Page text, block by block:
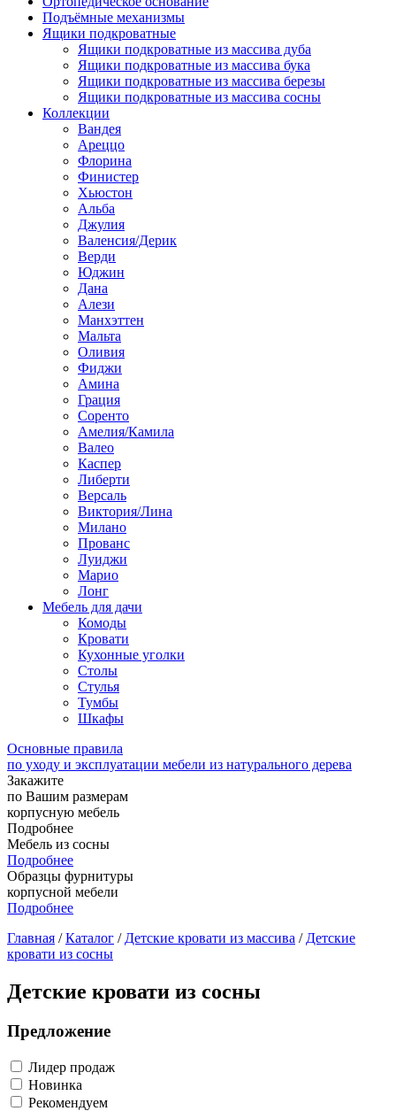
Подъёмные механизмы
Ящики подкроватные
Ящики подкроватные из массива дуба
Ящики подкроватные из массива бука
Ящики подкроватные из массива березы
Ящики подкроватные из массива сосны
Коллекции
Вандея
Ареццо
Флорина
Финистер
Хьюстон
Альба
Джулия
Валенсия/Дерик
Верди
Юджин
Дана
Алези
Манхэттен
Мальта
Оливия
Фиджи
Амина
Грация
Соренто
Амелия/Камила
Валео
Каспер
Либерти
Версаль
Виктория/Лина
Милано
Прованс
Луиджи
Марио
Лонг
Мебель для дачи
Комоды
Кровати
Кухонные уголки
Столы
Стулья
Тумбы
Шкафы
Основные правила
по уходу и эксплуатации мебели из натурального дерева
Закажите
по Вашим размерам
корпусную мебель
Подробнее
Мебель из сосны
Подробнее
Образцы фурнитуры
корпусной мебели
Подробнее
Главная /Каталог / Детские кровати из массива / Детские
кровати из сосны
Детские кровати из сосны
Предложение
Лидер продаж
Новинка
Рекомендуем